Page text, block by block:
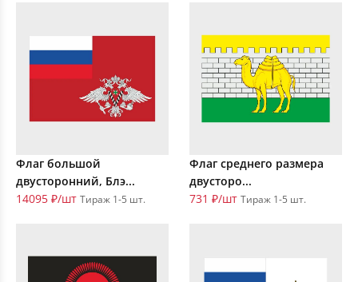
Флаг большой
двусторонний, Блэ...
14095 ₽/шт Тираж 1-5 шт.
Флаг среднего размера
двусторо...
731 ₽/шт Тираж 1-5 шт.